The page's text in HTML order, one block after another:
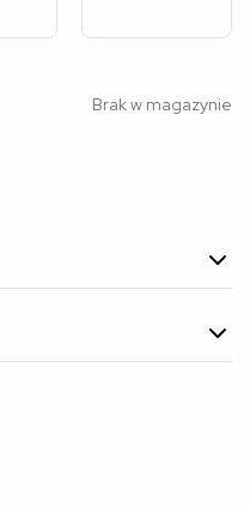
Brak w magazynie